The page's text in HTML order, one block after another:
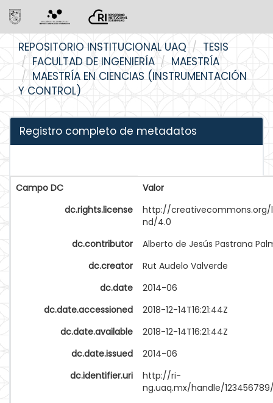
navigation
REPOSITORIO INSTITUCIONAL UAQ
TESIS
FACULTAD DE INGENIERÍA
MAESTRÍA
MAESTRÍA EN CIENCIAS (INSTRUMENTACIÓN
Y CONTROL)
Registro completo de metadatos
Campo DC
Valor
dc.rights.license
http://
nd/4.0
dc.contributor
Alberto de Jesús Pastrana
dc.creator
Rut Audelo Valverde
dc.date
2014-06
dc.date.accessioned
2018-12-14T16:21:44Z
dc.date.available
2018-12-14T16:21:44Z
dc.date.issued
2014-06
dc.identifier.uri
http://ri-
ng.uaq.mx/handle/